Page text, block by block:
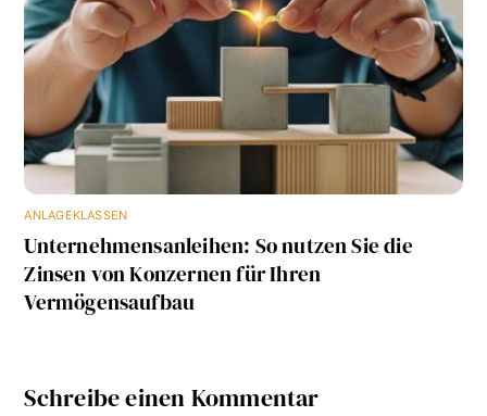
ANLAGEKLASSEN
Unternehmensanleihen: So nutzen Sie die
Zinsen von Konzernen für Ihren
Vermögensaufbau
Schreibe einen Kommentar